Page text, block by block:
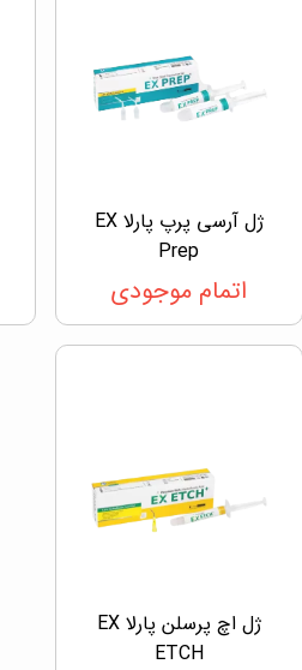
ژل آرسی پرپ پارلا EX
Prep
اتمام موجودی
ژل اچ پرسلن پارلا EX
ETCH